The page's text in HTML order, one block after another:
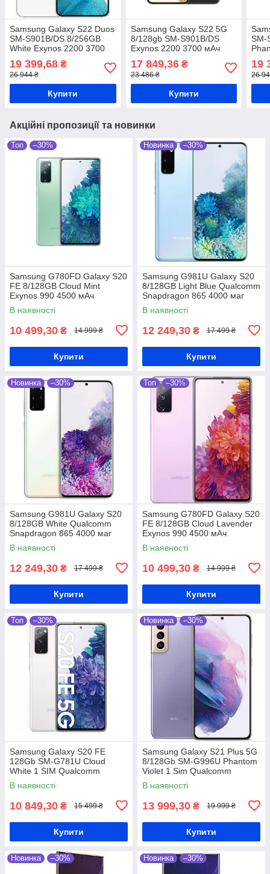
Samsung Galaxy S22 Duos
SM-S901B/DS 8/256GB
White Exynos 2200 3700
19 399,68 ₴
26 944 ₴
Купити
Samsung Galaxy S22 5G
8/128gb SM-S901B/DS
Exynos 2200 3700 мАч
17 849,36₴
23 486 ₴
Купити
SM-
19
26
Акційні пропозиції та новинки
Топ –30%
Samsung G780FD Galaxy S20
FE 8/128GB Cloud Mint
Exynos 990 4500 мАч
В наявності
10 499,30 ₴ 14 999 ₴
Купити
Новинка –30%
Samsung G981U Galaxy S20
8/128GB Light Blue Qualcomm
Snapdragon 865 4000 маг
В наявності
12 249,30 ₴ 17 499 ₴
Купити
Новинка –30%
Samsung G981U Galaxy S20
8/128GB White Qualcomm
Snapdragon 865 4000 маг
В наявності
12 249,30 ₴ 17 499 ₴
Купити
Топ –30%
Samsung G780FD Galaxy S20
FE 8/128GB Cloud Lavender
Exynos 990 4500 мАч
В наявності
10 499,30 ₴ 14 999 ₴
Купити
Топ –30%
Samsung Galaxy S20 FE
128Gb SM-G781U Cloud
White 1 SIM Qualcomm
Snapdragon 865 4500 мАг
В наявності
10 849,30 ₴ 15 499 ₴
Купити
Новинка –30%
Samsung Galaxy S21 Plus 5G
8/128Gb SM-G996U Phantom
Violet 1 Sim Qualcomm
Snapdragon 888 4800 мАг
В наявності
13 999,30 ₴ 19 999 ₴
Купити
Новинка –30% Новинка –30%